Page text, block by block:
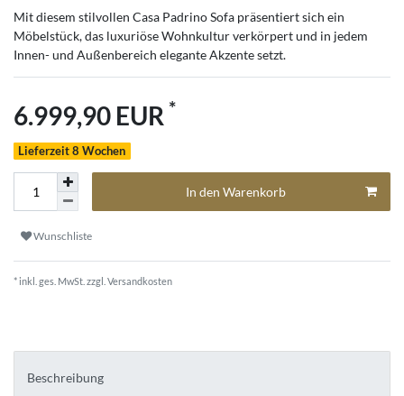
Mit diesem stilvollen Casa Padrino Sofa präsentiert sich ein
Möbelstück, das luxuriöse Wohnkultur verkörpert und in jedem
Innen- und Außenbereich elegante Akzente setzt.
6.999,90 EUR *
Lieferzeit 8 Wochen
In den Warenkorb
Wunschliste
* inkl. ges. MwSt. zzgl. Versandkosten
Beschreibung